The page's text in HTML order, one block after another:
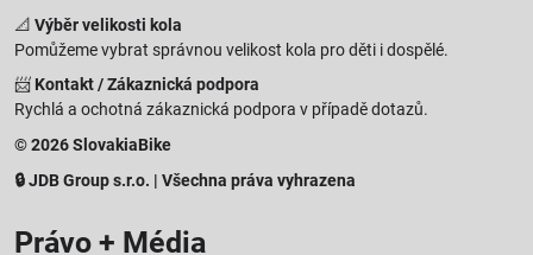
📐 Výběr velikosti kola
Pomůžeme vybrat správnou velikost kola pro děti i dospělé.
📨 Kontakt / Zákaznická podpora
Rychlá a ochotná zákaznická podpora v případě dotazů.
© 2026 SlovakiaBike
🔒 JDB Group s.r.o. | Všechna práva vyhrazena
Právo + Média